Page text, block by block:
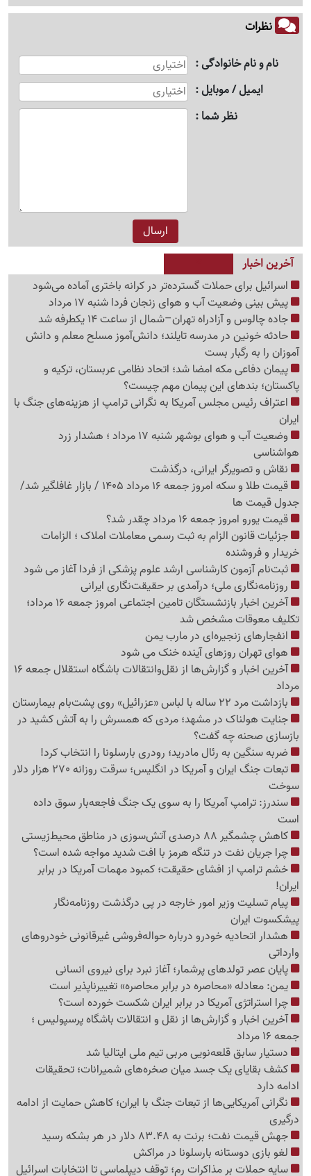
نظرات
نام و نام خانوادگی
ایمیل / موبایل
نظر شما
آخرین اخبار
اسرائیل برای حملات گسترده‌تر در کرانه باختری آماده می‌شود
پیش بینی وضعیت آب و هوای زنجان فردا شنبه 17 مرداد
جاده چالوس و آزادراه تهران–شمال از ساعت 14 یکطرفه شد
حادثه خونین در مدرسه تایلند؛ دانش‌آموز مسلح معلم و دانش
آموزان را به رگبار بست
پیمان دفاعی مکه امضا شد؛ اتحاد نظامی عربستان، ترکیه و
پاکستان؛ بندهای این پیمان مهم چیست؟
اعتراف رئیس مجلس آمریکا به نگرانی ترامپ از هزینه‌های جنگ با
ایران
وضعیت آب و هوای بوشهر شنبه 17 مرداد ؛ هشدار زرد
هواشناسی
نقاش و تصویرگر ایرانی، درگذشت
قیمت طلا و سکه امروز جمعه 16 مرداد 1405 / بازار غافلگیر شد/
جدول قیمت ها
قیمت یورو امروز جمعه 16 مرداد چقدر شد؟
جزئیات قانون الزام به ثبت رسمی معاملات املاک ؛ الزامات
خریدار و فروشنده
ثبت‌نام‌ آزمون کارشناسی ارشد علوم پزشکی از فردا آغاز می شود
روزنامه‌نگاری ملی؛ درآمدی بر حقیقت‌نگاری ایرانی
آخرین اخبار بازنشستگان تامین اجتماعی امروز جمعه 16 مرداد؛
تکلیف معوقات مشخص شد
انفجارهای زنجیره‌ای در مارب یمن
هوای تهران روزهای آینده خنک می شود
آخرین اخبار و گزارش‌ها از نقل‌وانتقالات باشگاه استقلال جمعه 16
مرداد
بازداشت مرد 22 ساله با لباس «عزرائیل» روی پشت‌بام بیمارستان
جنایت هولناک در مشهد؛ مردی که همسرش را به آتش کشید در
بازسازی صحنه چه گفت؟
ضربه سنگین به رئال مادرید؛ رودری بارسلونا را انتخاب کرد!
تبعات جنگ ایران و آمریکا در انگلیس؛ سرقت روزانه 270 هزار دلار
سوخت
سندرز: ترامپ آمریکا را به سوی یک جنگ فاجعه‌بار سوق داده
است
کاهش چشمگیر 88 درصدی آتش‌سوزی در مناطق محیط‌زیستی
چرا جریان نفت در تنگه هرمز با افت شدید مواجه شده است؟
خشم ترامپ از افشای حقیقت؛ کمبود مهمات آمریکا در برابر
ایران!
پیام تسلیت وزیر امور خارجه در پی درگذشت روزنامه‌نگار
پیشکسوت ایران
هشدار اتحادیه خودرو درباره حواله‌فروشی غیرقانونی خودروهای
وارداتی
پایان عصر تولدهای پرشمار؛ آغاز نبرد برای نیروی انسانی
یمن: معادله «محاصره در برابر محاصره» تغییرناپذیر است
چرا استراتژی آمریکا در برابر ایران شکست خورده است؟
آخرین اخبار و گزارش‌ها از نقل و انتقالات باشگاه پرسپولیس ؛
جمعه 16 مرداد
دستیار سابق قلعه‌نویی مربی تیم ملی ایتالیا شد
کشف بقایای یک جسد میان صخره‌های شمیرانات؛ تحقیقات
ادامه دارد
نگرانی آمریکایی‌ها از تبعات جنگ با ایران؛ کاهش حمایت از ادامه
درگیری
جهش قیمت نفت؛ برنت به 83.48 دلار در هر بشکه رسید
لغو بازی دوستانه بارسلونا در مراکش
سایه حملات بر مذاکرات رم؛ توقف دیپلماسی تا انتخابات اسرائیل